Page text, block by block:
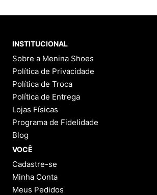
INSTITUCIONAL
Sobre a Menina Shoes
Política de Privacidade
Política de Troca
Política de Entrega
Lojas Físicas
Programa de Fidelidade
Blog
VOCÊ
Cadastre-se
Minha Conta
Meus Pedidos